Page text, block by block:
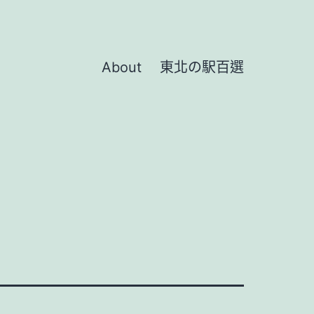
About 東北の駅百選